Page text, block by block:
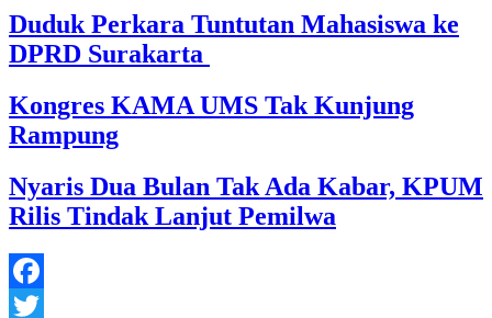
Duduk Perkara Tuntutan Mahasiswa ke
DPRD Surakarta
Kongres KAMA UMS Tak Kunjung
Rampung
Nyaris Dua Bulan Tak Ada Kabar, KPUM
Rilis Tindak Lanjut Pemilwa
Facebook